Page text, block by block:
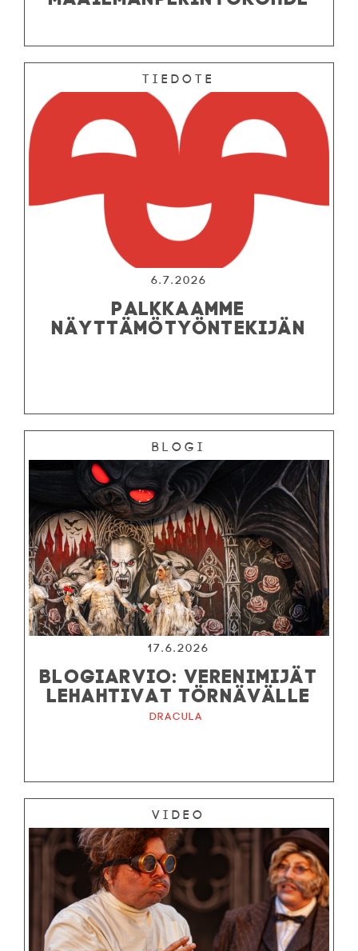
Tiedote
6.7.2026
PALKKAAMME
NÄYTTÄMÖTYÖNTEKIJÄN
Blogi
17.6.2026
BLOGIARVIO: VERENIMIJÄT
LEHAHTIVAT TÖRNÄVÄLLE
Dracula
Video